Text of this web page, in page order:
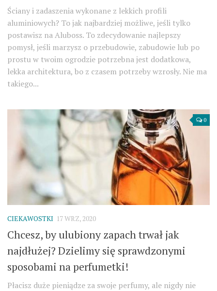
Ściany i zadaszenia wykonane z lekkich profili
aluminiowych? To jak najbardziej możliwe, jeśli tylko
postawisz na Aluboss. To zdecydowanie najlepszy
pomysł, jeśli marzysz o przebudowie, zabudowie lub po
prostu w twoim ogrodzie potrzebna jest dodatkowa,
lekka architektura, bo z czasem potrzeby wzrosły. Nie ma
takiego...
0
CIEKAWOSTKI 17 WRZ, 2020
Chcesz, by ulubiony zapach trwał jak
najdłużej? Dzielimy się sprawdzonymi
sposobami na perfumetki!
Płacisz duże pieniądze za swoje perfumy, ale nigdy nie